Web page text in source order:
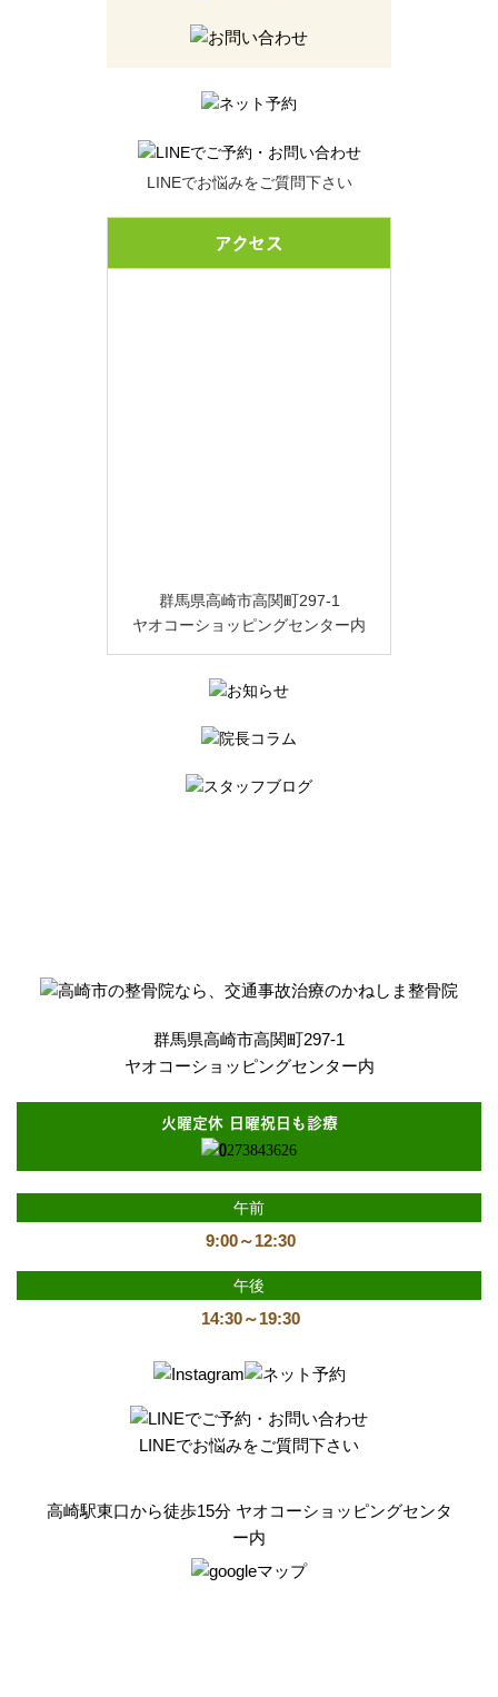
LINEでお悩みをご質問下さい
アクセス
群馬県高崎市高関町297-1
ヤオコーショッピングセンター内
群馬県高崎市高関町297-1
ヤオコーショッピングセンター内
火曜定休 日曜祝日も診療
午前
9:00～12:30
午後
14:30～19:30
LINEでお悩みをご質問下さい
高崎駅東口から徒歩15分 ヤオコーショッピングセンタ
ー内